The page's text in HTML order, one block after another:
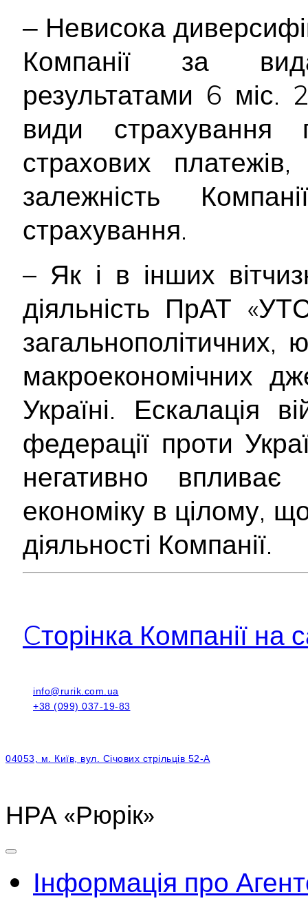
‒ Невисока
Компанії за
результатами 6 міс.
види страхування
страхових
залежність
страхування.
– Як і в інших
діяльність ПрАТ
загальнополітичних,
макроекономічних
Україні. Ескалація
федерації проти
негативно
економіку в цілому,
діяльності Компанії.
Cторінка Компанії на
info@rurik.com.ua
+38 (099) 037-19-83
04053, м. Київ, вул. Січових стрільців 52-А
НРА «Рюрік»
Інформація про